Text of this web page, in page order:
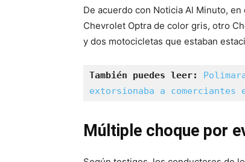
De acuerdo con Noticia Al Minuto,
Chevrolet Optra de color gris, otro
y dos motocicletas que estaban
También puedes leer:
extorsionaba a comerciantes
Múltiple choque por